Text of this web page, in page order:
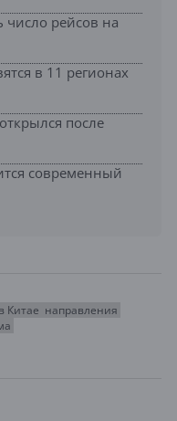
число рейсов на
в 11 регионах
после
современный
Китае направления